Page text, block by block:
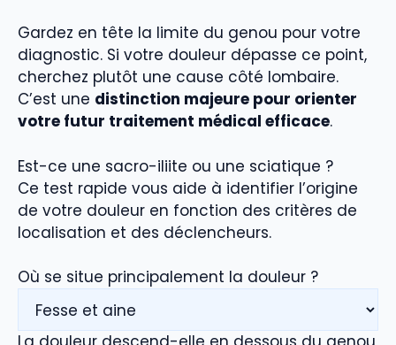
Gardez en tête la limite du genou pour votre
diagnostic. Si votre douleur dépasse ce point,
cherchez plutôt une cause côté lombaire.
C’est une distinction majeure pour orienter
votre futur traitement médical efficace.
Est-ce une sacro-iliite ou une sciatique ?
Ce test rapide vous aide à identifier l’origine
de votre douleur en fonction des critères de
localisation et des déclencheurs.
Où se situe principalement la douleur ?